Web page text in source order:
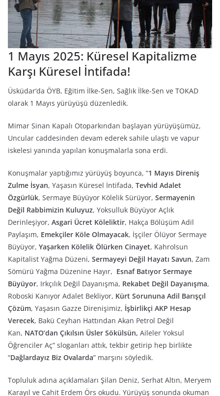
1 Mayıs 2025: Küresel Kapitalizme
Karşı Küresel İntifada!
Üsküdar’da ÖYB, Eğitim İlke-Sen, Sağlık İlke-Sen ve TOKAD
olarak 1 Mayıs yürüyüşü düzenledik.
Mimar Sinan Kapalı Otoparkından başlayan yürüyüşümüz,
Uncular caddesinden devam ederek sahile ulaştı ve vapur
iskelesi yanında yapılan konuşmalarla sona erdi.
Konuşmalar yaptığımız yürüyüş boyunca, “1 Mayıs Direniş
Zulme İsyan, Yaşasın Küresel İntifada, Tevhid Adalet
Özgürlük, Sermaye Büyüyor Kölelik Sürüyor, Sermayenin
Değil Rabbimizin Kuluyuz, Yoksulluk Büyüyor Açlık
Derinleşiyor, Asgari Ücret Köleliktir, Hakça Bölüşüm Adil
Paylaşım, Emekçiler Köle Olmayacak, İşçiler Ölüyor Sermaye
Büyüyor, Yaşarken Kölelik Ölürken Cinayet, Kahrolsun
Kapitalist Yağma Düzeni, Sermayeyi Değil Hayatı Savun, Zam
Sömürü Yağma Düzenine Hayır, Esnaf Batıyor Sermaye
Büyüyor, Irkçılık Değil Dayanışma, Rekabet Değil Dayanışma,
Roboski Kanıyor Adalet Bekliyor, Kürt Sorununa Adil Barışçıl
Çözüm, Yaşasın Gazze Direnişimiz, İşbirlikçi AKP Hesap
Verecek, Bakü Ceyhan Hattından Akan Petrol Değil
Kan, NATO’dan Çıkılsın Üsler Sökülsün, Aileler Yoksul
Öğrenciler Aç” sloganları attık, tekbir getirip hep birlikte
“Dağlardayız Biz Ovalarda” marşını söyledik.
Topluluk adına açıklamaları Şilan Deniz, Serhat Altın, Meryem
Karayıl ve Cahit Erdem Örs okudu. Yürüyüş sonunda okuman